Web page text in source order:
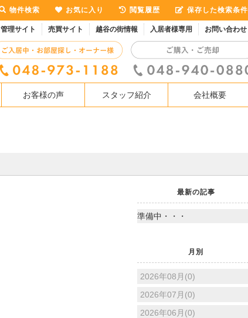
管理サイト 売買サイト 越谷の街情報 入居者様専用 お問い合わせ
お客様の声 スタッフ紹介 会社概要
最新の記事
準備中・・・
月別
2026年08月(0)
2026年07月(0)
2026年06月(0)
物件検索 お気に入り 閲覧履歴 保存した検索条件